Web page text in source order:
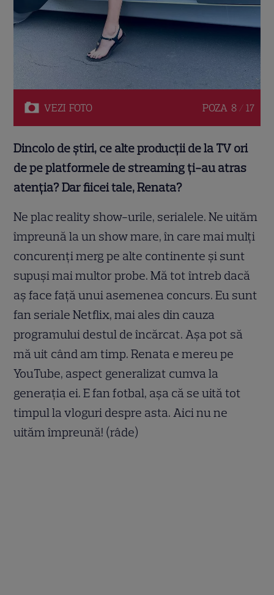
VEZI FOTO POZA 8 / 17
Dincolo de știri, ce alte producții de la TV ori
de pe platformele de streaming ți-au atras
atenția?Dar fiicei tale, Renata?
Ne plac reality show-urile, serialele. Ne uităm
împreună la un show mare, în care mai mulți
concurenți merg pe alte continente și sunt
supuși mai multor probe. Mă tot întreb dacă
aș face față unui asemenea concurs. Eu sunt
fan seriale Netflix, mai ales din cauza
programului destul de încărcat. Așa pot să
mă uit când am timp. Renata e mereu pe
YouTube, aspect generalizat cumva la
generația ei. E fan fotbal, așa că se uită tot
timpul la vloguri despre asta. Aici nu ne
uităm împreună! (râde)